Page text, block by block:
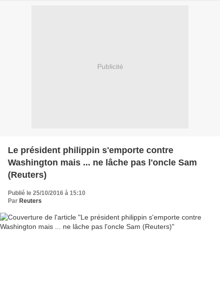
Publicité
Le président philippin s'emporte contre
Washington mais ... ne lâche pas l'oncle Sam
(Reuters)
Publié le 25/10/2016 à 15:10
Par Reuters